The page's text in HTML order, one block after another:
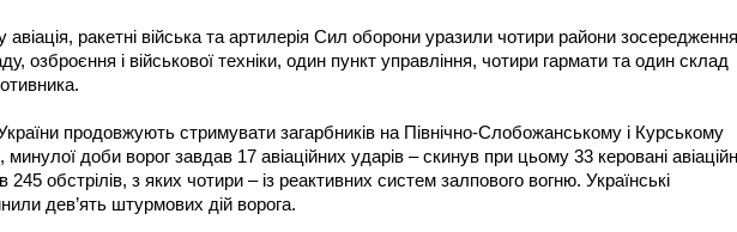
ракетні війська та артилерія Сил оборони уразили чотири райони зосередження
озброєння і військової техніки, один пункт управління, чотири гармати та один склад
продовжують стримувати загарбників на Північно-Слобожанському і Курському
доби ворог завдав 17 авіаційних ударів – скинув при цьому 33 керовані
245 обстрілів, з яких чотири – із реактивних систем залпового вогню. Українські
дев’ять штурмових дій ворога.